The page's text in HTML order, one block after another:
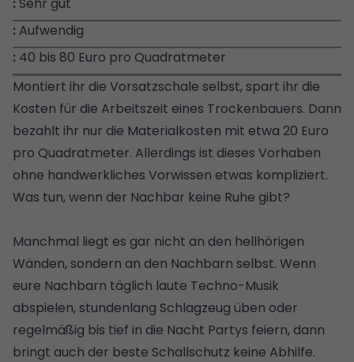
Aufwendig
40 bis 80 Euro pro Quadratmeter
Montiert ihr die Vorsatzschale selbst, spart ihr die
Kosten für die Arbeitszeit eines Trockenbauers. Dann
bezahlt ihr nur die Materialkosten mit etwa 20 Euro
pro Quadratmeter. Allerdings ist dieses Vorhaben
ohne handwerkliches Vorwissen etwas kompliziert.
Was tun, wenn der Nachbar keine Ruhe gibt?
Manchmal liegt es gar nicht an den hellhörigen
Wänden, sondern an den Nachbarn selbst. Wenn
eure Nachbarn täglich laute Techno-Musik
abspielen, stundenlang Schlagzeug üben oder
regelmäßig bis tief in die Nacht Partys feiern, dann
bringt auch der beste Schallschutz keine Abhilfe.